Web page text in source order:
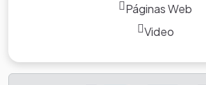
Páginas Web
Video